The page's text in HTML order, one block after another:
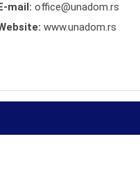
mail: office@unadom.rs
www.unadom.rs